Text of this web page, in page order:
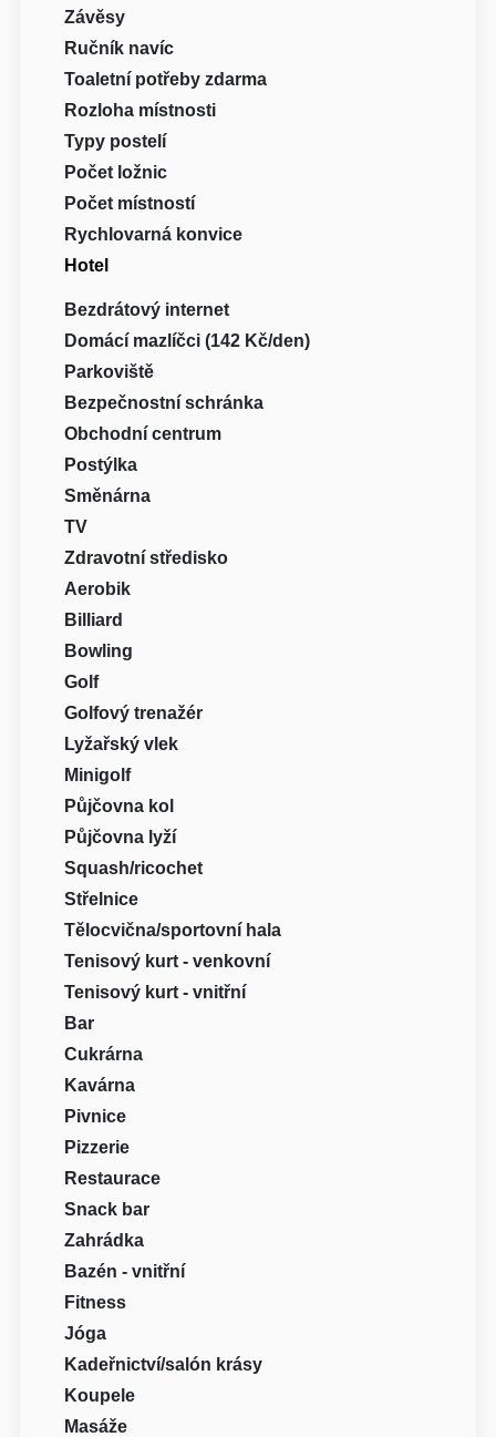
Závěsy
Ručník navíc
Toaletní potřeby zdarma
Rozloha místnosti
Typy postelí
Počet ložnic
Počet místností
Rychlovarná konvice
Hotel
Bezdrátový internet
Domácí mazlíčci (142 Kč/den)
Parkoviště
Bezpečnostní schránka
Obchodní centrum
Postýlka
Směnárna
TV
Zdravotní středisko
Aerobik
Billiard
Bowling
Golf
Golfový trenažér
Lyžařský vlek
Minigolf
Půjčovna kol
Půjčovna lyží
Squash/ricochet
Střelnice
Tělocvična/sportovní hala
Tenisový kurt - venkovní
Tenisový kurt - vnitřní
Bar
Cukrárna
Kavárna
Pivnice
Pizzerie
Restaurace
Snack bar
Zahrádka
Bazén - vnitřní
Fitness
Jóga
Kadeřnictví/salón krásy
Koupele
Masáže